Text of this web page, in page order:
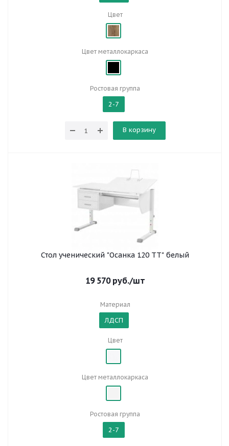
Цвет
Цвет металлокаркаса
Ростовая группа
2-7
В корзину
Стол ученический "Осанка 120 ТТ" белый
19 570руб./шт
Материал
ЛДСП
Цвет
Цвет металлокаркаса
Ростовая группа
2-7